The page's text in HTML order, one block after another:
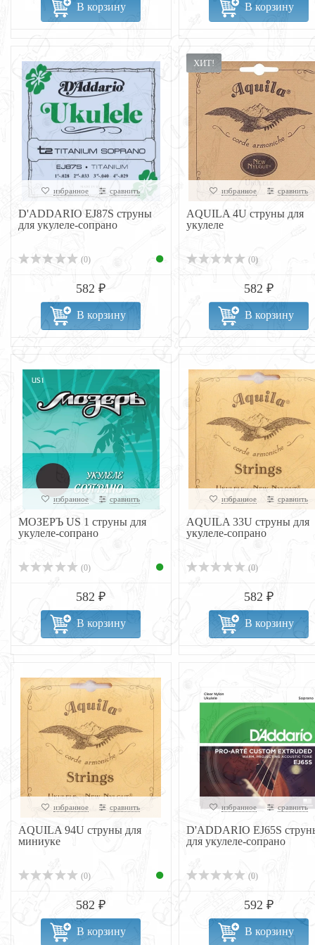
В корзину В корзину
избранное сравнить
D'ADDARIO EJ87S струны
для укулеле-сопрано
(0)
582 ₽
В корзину
ХИТ!
избранное сравнить
AQUILA 4U струны для
укулеле
(0)
582 ₽
В корзину
избранное сравнить
МОЗЕРЪ US 1 струны для
укулеле-сопрано
(0)
582 ₽
В корзину
избранное сравнить
AQUILA 33U струны для
укулеле-сопрано
(0)
582 ₽
В корзину
избранное сравнить
AQUILA 94U струны для
миниуке
(0)
582 ₽
В корзину
избранное сравнить
D'ADDARIO EJ65S
для укулеле-сопрано
(0)
592 ₽
В корзину